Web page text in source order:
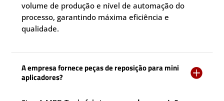
volume de produção e nível de automação do
processo, garantindo máxima eficiência e
qualidade.
A empresa fornece peças de reposição para mini
aplicadores?
